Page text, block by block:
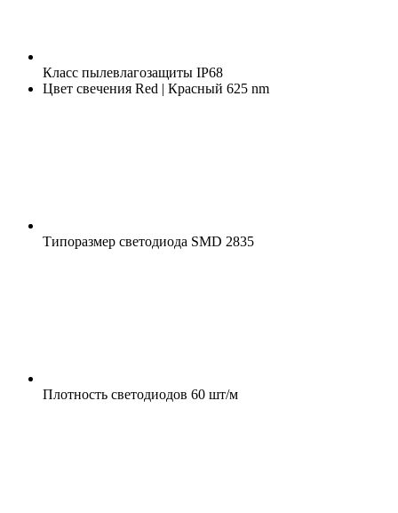
Класс пылевлагозащиты IP68
Цвет свечения Red | Красный 625 nm
Типоразмер светодиода SMD 2835
Плотность светодиодов 60 шт/м